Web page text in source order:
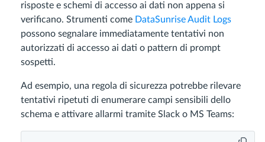
risposte e schemi di accesso ai dati non appena si
verificano. Strumenti come DataSunrise Audit Logs
possono segnalare immediatamente tentativi non
autorizzati di accesso ai dati o pattern di prompt
sospetti.
Ad esempio, una regola di sicurezza potrebbe rilevare
tentativi ripetuti di enumerare campi sensibili dello
schema e attivare allarmi tramite Slack o MS Teams: